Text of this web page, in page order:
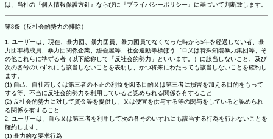
は、当社の『個人情報保護方針』ならびに『プライバシーポリシー』に基づいて判断致します。
第8条（反社会的勢力の排除）
1. ユーザーは、現在、暴力団、暴力団員、暴力団員でなくなった時から5年を経過しない者、暴
力団準構成員、暴力団関係企業、総会屋等、社会運動等標ぼうゴロ又は特殊知能暴力集団等、そ
の他これらに準ずる者（以下総称して「反社会的勢力」といいます。）に該当しないこと、及び
次の各号のいずれにも該当しないことを表明し、かつ将来にわたっても該当しないことを確約し
ます。
(1) 自己、自社若しくは第三者の不正の利益を図る目的又は第三者に損害を加える目的をもって
する等、不当に反社会的勢力を利用していると認められる関係を有すること
(2) 反社会的勢力に対して資金等を提供し、又は便宜を供与する等の関与をしていると認められ
る関係を有すること
2. ユーザーは、自ら又は第三者を利用して次の各号のいずれにも該当する行為を行わないことを
確約します。
(1) 暴力的な要求行為